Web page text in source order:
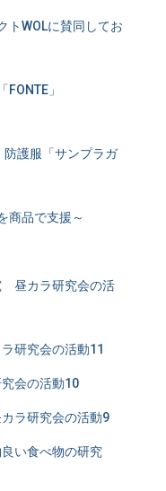
トWOLに賛同してお
」
防護服「サンプラガ
商品で支援～
昼カラ研究会の活
研究会の活動11
会の活動10
ラ研究会の活動9
良い食べ物の研究